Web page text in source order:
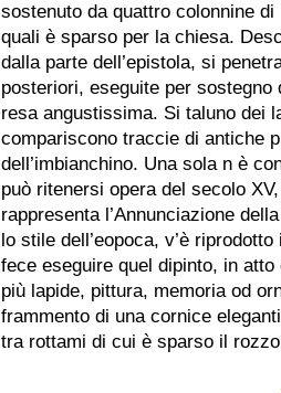
sostenuto da quattro colonnine
quali è sparso per la chiesa.
dalla parte dell’epistola, si
posteriori, eseguite per
resa angustissima. Si taluno dei
compariscono traccie di antiche
dell’imbianchino. Una sola n è
può ritenersi opera del secolo
rappresenta l’Annunciazione
lo stile dell’eopoca, v’è
fece eseguire quel dipinto, in
più lapide, pittura, memoria od
frammento di una cornice
tra rottami di cui è sparso il